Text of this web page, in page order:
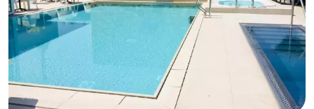
Reiten
-
Reitschulen
-
Golfplatze
-
Sportangeln
Mondriaan